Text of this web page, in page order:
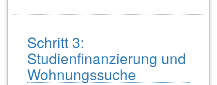
Schritt 3:
Studienfinanzierung und
Wohnungssuche